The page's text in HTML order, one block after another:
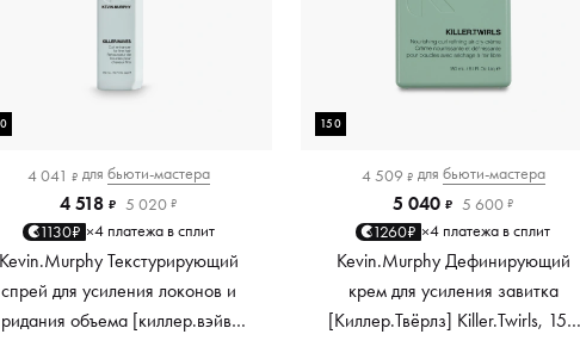
4 041 ₽ для бьюти-мастера
4 518 ₽ 5 020 ₽
1130₽ ×4 платежа в сплит
Kevin.Murphy Текстурирующий
спрей для усиления локонов и
объема [киллер.вэйвс]
150
4 509 ₽ для бьюти-мастера
5 040 ₽ 5 600 ₽
1260₽ ×4 платежа в сплит
Kevin.Murphy Дефинирующий
крем для усиления завитка
[Киллер.Твёрлз] Killer.Twirls, 150